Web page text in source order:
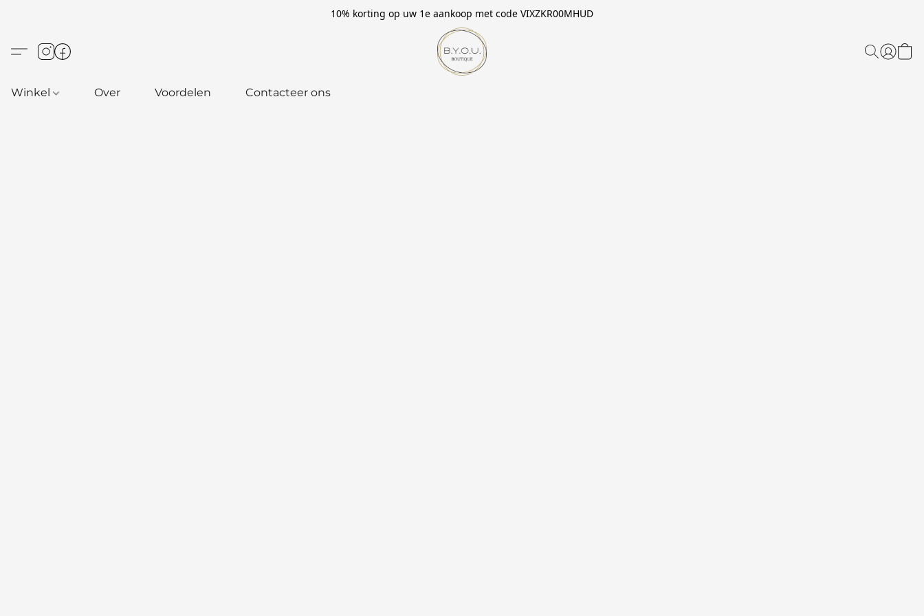
10% korting op uw 1e aankoop met code VIXZKR00MHUD
Winkel Over Voordelen Contacteer ons